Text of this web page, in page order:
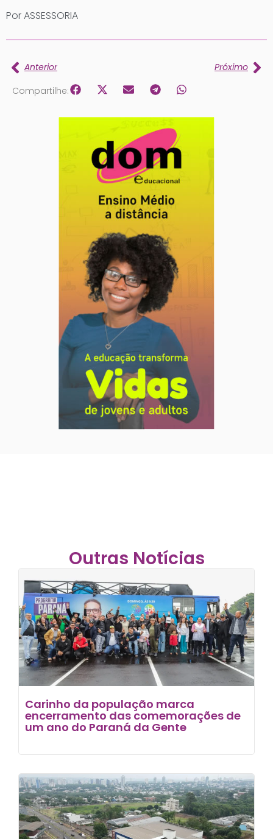
Por ASSESSORIA
Anterior
Próximo
Compartilhe:
Outras Notícias
Carinho da população marca
encerramento das comemorações de
um ano do Paraná da Gente